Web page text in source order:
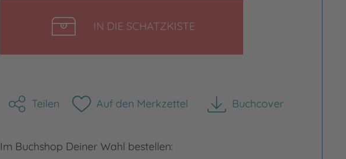
Bild vergrößern
IN DIE SCHATZKISTE
Teilen Auf den Merkzettel Buchcover
herunterladen
Im Buchshop Deiner Wahl bestellen: